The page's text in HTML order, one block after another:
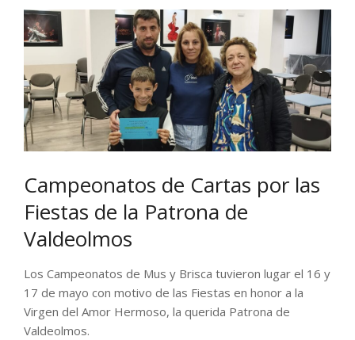
Campeonatos de Cartas por las
Fiestas de la Patrona de
Valdeolmos
Los Campeonatos de Mus y Brisca tuvieron lugar el 16 y
17 de mayo con motivo de las Fiestas en honor a la
Virgen del Amor Hermoso, la querida Patrona de
Valdeolmos.